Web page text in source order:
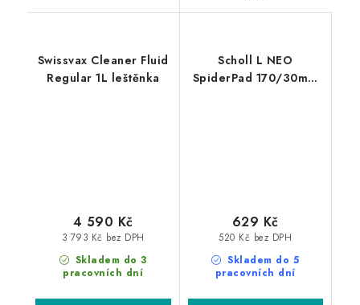
Swissvax Cleaner Fluid
Regular 1L leštěnka
Skladem do 3
pracovních dní
3 793 Kč bez DPH
4 590 Kč
Scholl L NEO
SpiderPad 170/30mm
Skladem do 5
pracovních dní
520 Kč bez DPH
629 Kč